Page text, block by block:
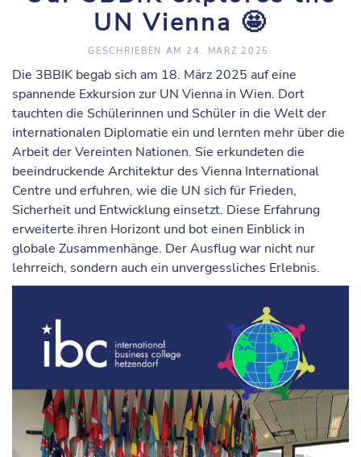
UN Vienna 🤩
GESCHRIEBEN AM 24. MÄRZ 2025 .
Die 3BBIK begab sich am 18. März 2025 auf eine
spannende Exkursion zur UN Vienna in Wien. Dort
tauchten die Schülerinnen und Schüler in die Welt der
internationalen Diplomatie ein und lernten mehr über die
Arbeit der Vereinten Nationen. Sie erkundeten die
beeindruckende Architektur des Vienna International
Centre und erfuhren, wie die UN sich für Frieden,
Sicherheit und Entwicklung einsetzt. Diese Erfahrung
erweiterte ihren Horizont und bot einen Einblick in
globale Zusammenhänge. Der Ausflug war nicht nur
lehrreich, sondern auch ein unvergessliches Erlebnis.